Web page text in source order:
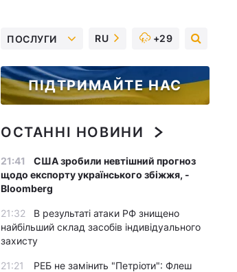
ПОСЛУГИ RU +29
ПІДТРИМАЙТЕ НАС
ОСТАННІ НОВИНИ
21:41
США зробили невтішний прогноз
щодо експорту українського збіжжя, -
Bloomberg
21:32
В результаті атаки РФ знищено
найбільший склад засобів індивідуального
захисту
21:21
РЕБ не замінить "Петріоти": Флеш